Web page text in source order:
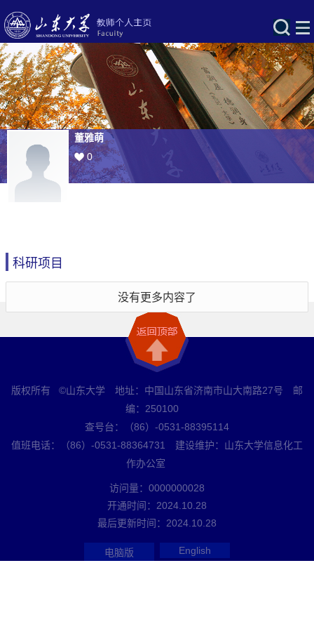
董雅萌
0
科研项目
没有更多内容了
版权所有 ©山东大学 地址：中国山东省济南市山大南路27号 邮
编：250100
查号台：（86）-0531-88395114
值班电话：（86）-0531-88364731 建设维护：山东大学信息化工
作办公室
访问量： 0000000028
开通时间： 2024 10 28
最后更新时间： 2024 10 28
电脑版 English